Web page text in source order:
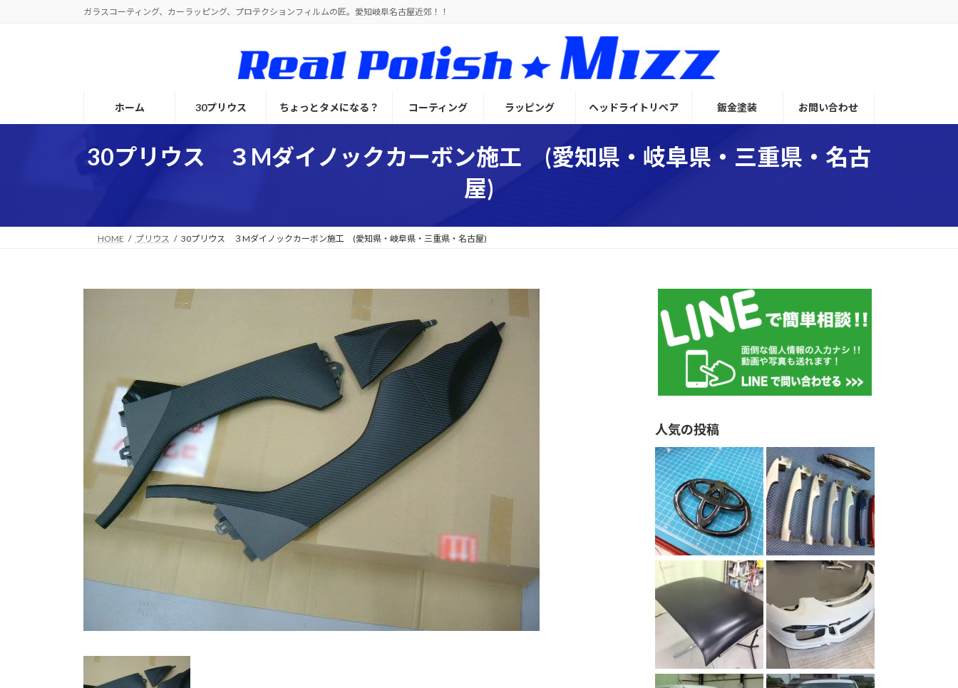
キ
に
ガラスコーティング、カーラッピング、プロテクションフィルムの匠。愛知岐阜名古屋近郊！！
ホーム 30プリウス ちょっとタメになる？ コーティング ラッピング ヘッドライトリペア 鈑金塗装 お問い合わせ
30プリウス ３Mダイノックカーボン施工 (愛知県・岐阜県・三重県・名古
屋)
HOME プリウス 30プリウス ３Mダイノックカーボン施工 (愛知県・岐阜県・三重県・名古屋)
人気の投稿